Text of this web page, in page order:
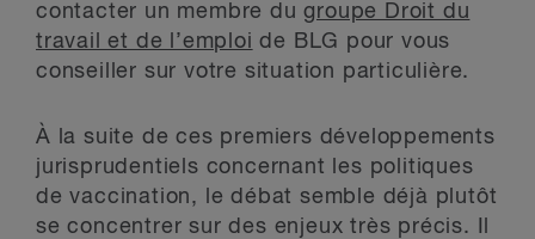
contacter un membre dugroupe Droit du
travail et de l’emploi de BLG pour vous
conseiller sur votre situation particulière.
À la suite de ces premiers développements
jurisprudentiels concernant les politiques
de vaccination, le débat semble déjà plutôt
se concentrer sur des enjeux très précis. Il